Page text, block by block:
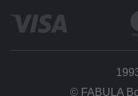
© FABULA